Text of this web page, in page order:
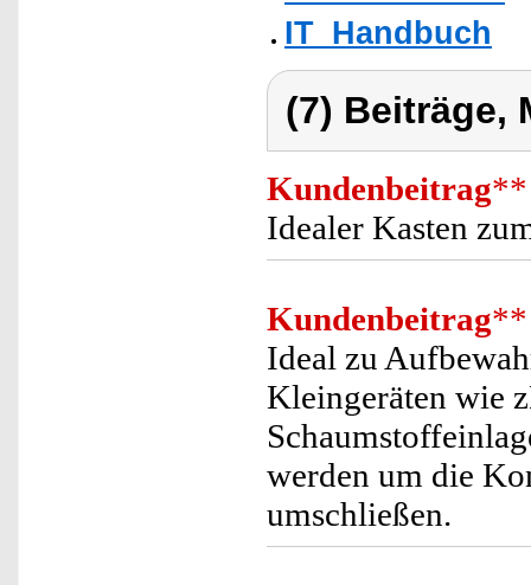
IT_Handbuch
(7) Beiträge,
Kundenbeitrag**
Idealer Kasten
Kundenbeitrag**
Ideal zu
Kleingeräten wie
werden um die
umschließen.